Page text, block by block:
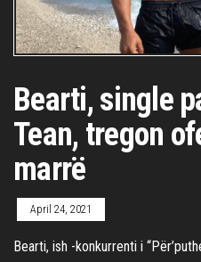
Bearti, single
Tean, tregon
marrë
April 24, 2021
Bearti, ish -konkurrenti i